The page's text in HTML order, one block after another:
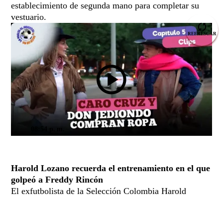
establecimiento de segunda mano para completar su
vestuario.
Harold Lozano recuerda el entrenamiento en el que
golpeó a Freddy Rincón
El exfutbolista de la Selección Colombia Harold